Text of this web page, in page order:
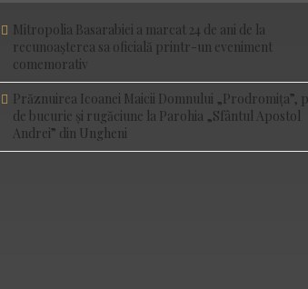
Mitropolia Basarabiei a marcat 24 de ani de la
recunoașterea sa oficială printr-un eveniment
comemorativ
Prăznuirea Icoanei Maicii Domnului „Prodromița”,
de bucurie și rugăciune la Parohia „Sfântul Apostol
Andrei” din Ungheni